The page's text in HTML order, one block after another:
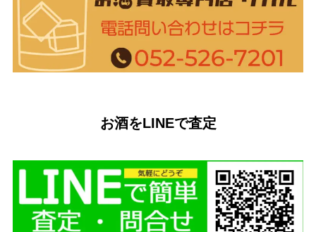
お酒をLINEで査定